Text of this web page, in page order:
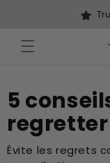
5
Évite les regrets